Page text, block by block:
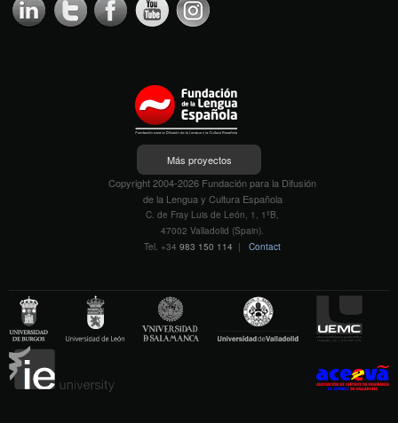
Más proyectos
Copyright 2004-2026 Fundación para la Difusión
de la Lengua y Cultura Española
C. de Fray Luis de León, 1, 1ºB,
47002 Valladolid (Spain).
Tel. +34 983 150 114 | Contact